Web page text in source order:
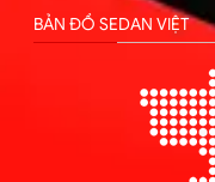
BẢN ĐỒ SEDAN VIỆT